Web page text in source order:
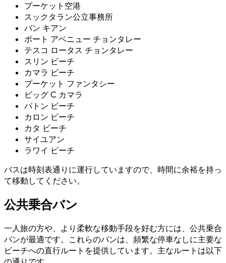
プーケット空港
スックタラン公立事務所
バン キアン
ボート アベニュー チョンタレー
テスコ ロータス チョンタレー
スリン ビーチ
カマラ ビーチ
プーケット ファンタシー
ビッグ C カマラ
パトン ビーチ
カロン ビーチ
カタ ビーチ
サイユアン
ラワイ ビーチ
バスは時刻表通りに運行していますので、時間に余裕を持っ
て移動してください。
公共乗合バン
一人旅の方や、より柔軟な移動手段を好む方には、公共乗合
バンが最適です。これらのバンは、頻繁な停車なしに主要な
ビーチへの直行ルートを提供しています。主なルートは以下